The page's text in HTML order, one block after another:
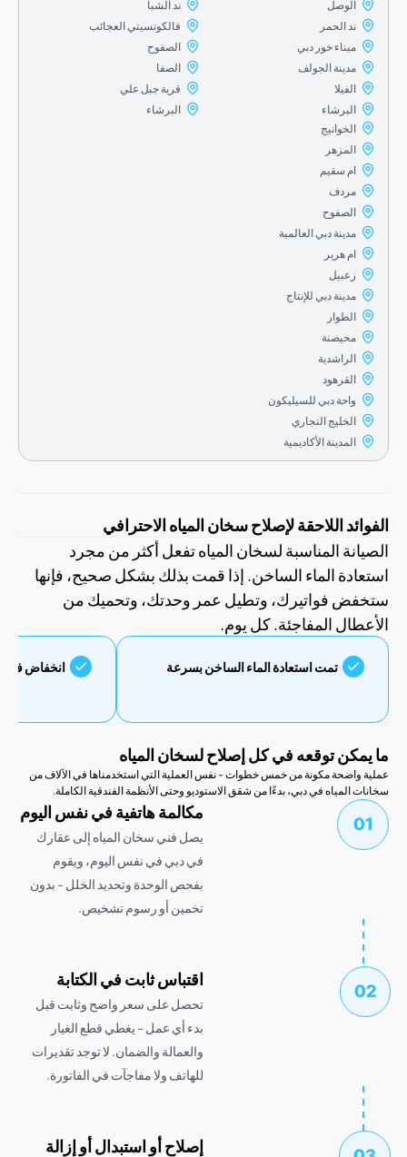
ند الحمر
ميناء خور دبي
مدينة الجولف
البرشاء
فالكونسيتي العجائب
قرية جبل علي
البرشاء
الخوانيج
ام سقيم
مدينة دبي العالمية
مدينة دبي للإنتاج
محيصنة
الراشدية
واحة دبي للسيليكون
الخليج التجاري
المدينة الأكاديمية
اللاحقة لإصلاح سخان المياه الاحترافي
المناسبة لسخان المياه تفعل أكثر من مجرد
الماء الساخن. إذا قمت بذلك بشكل صحيح، فإنها
فواتيرك، وتطيل عمر وحدتك، وتحميك من
المفاجئة. كل يوم.
تمت استعادة الماء الساخن بسرعة انخفاض فواتير
توقعه في كل إصلاح لسخان المياه
مكونة من خمس خطوات - نفس العملية التي استخدمناها في الآلاف من
في دبي، بدءًا من شقق الاستوديو وحتى الأنظمة الفندقية الكاملة.
مكالمة هاتفية في نفس اليوم
يصل فني سخان المياه إلى عقارك
في دبي في نفس اليوم، ويقوم
بفحص الوحدة وتحديد الخلل - بدون
تخمين أو رسوم تشخيص.
اقتباس ثابت في الكتابة
تحصل على سعر واضح وثابت قبل
بدء أي عمل - يغطي قطع الغيار
والعمالة والضمان. لا توجد تقديرات
للهاتف ولا مفاجآت في الفاتورة.
إصلاح أو استبدال أو إزالة